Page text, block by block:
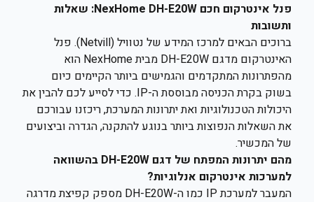
פנל אינטרקום חכם NexHome DH-E20W: שאלות
ותשובות
ברוכים הבאים למרכז המידע של נטוויל (Netvill). פנל
האינטרקום מדגם DH-E20W מבית NexHome הוא
מהפתרונות המתקדמים והגמישים ביותר הקיימים כיום
בשוק בקרת הכניסה מבוססת ה-IP. כדי לסייע לכם להבין את
היכולות הטכנולוגיות ואת יתרונות המערכת, ריכזנו עבורכם
את השאלות הנפוצות ביותר בנוגע להתקנה, הגדרה וביצועים
של המכשיר.
מהם יתרונות המפתח של דגם DH-E20W בהשוואה
למערכות אינטרקום אנלוגיות?
המעבר למערכת IP כמו ה-DH-E20W מספק קפיצת מדרגה